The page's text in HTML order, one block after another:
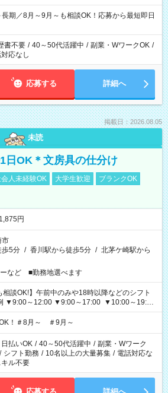
/財団法人/事務/コールセンター/受付/販売/カフェ
ツ販売/ホテルフロント/化粧品販売/など 様々な
活躍されています♪
長期／8月～9月～も相談OK！応募から最短即日
書不要 / 40～50代活躍中 / 副業・WワークOK /
応なし
応募する 詳細へ
掲載日：2026.08.05
未読
日OK＊文房具の仕分け
人未経験OK 大学生歓迎
ブランクOK
円
市
歩5分 / 香川駅から徒歩5分 / 北茅ケ崎駅から
など ■勤務地選べます
相談OK!】午前中のみや18時以降などのシフト
▼9:00～12:00 ▼9:00～17:00 ▼10:00～19:00
！＃8月～ ＃9月～
日払いOK / 40～50代活躍中 / 副業・Wワーク
/ シフト勤務 / 10名以上の大量募集 / 電話対応な
ル不要